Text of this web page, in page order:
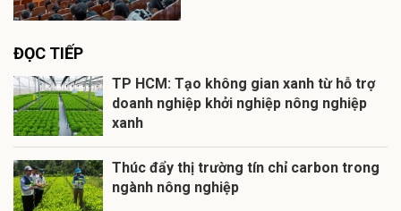
ĐỌC TIẾP
TP HCM: Tạo không gian xanh từ hỗ trợ
doanh nghiệp khởi nghiệp nông nghiệp
xanh
Thúc đẩy thị trường tín chỉ carbon trong
ngành nông nghiệp